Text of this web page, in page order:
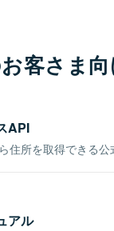
客さま
API
所を取得できる公
アル